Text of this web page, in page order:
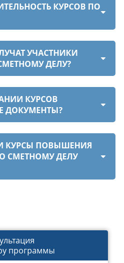
КУРСОВ ПО
УЧАСТНИКИ
ДЕЛУ?
КУРСОВ
ДОКУМЕНТЫ?
КУРСЫ ПОВЫШЕНИЯ
СМЕТНОМУ ДЕЛУ
программы